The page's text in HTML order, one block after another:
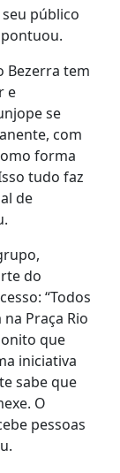
público
Bezerra tem
e
se
com
forma
tudo faz
de
do
“Todos
Praça Rio
que
iniciativa
sabe que
O
pessoas